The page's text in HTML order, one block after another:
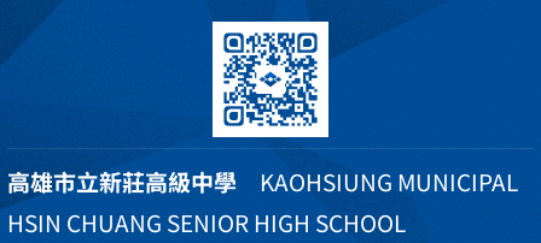
高雄市立新莊高級中學 KAOHSIUNG MUNICIPAL
HSIN CHUANG SENIOR HIGH SCHOOL